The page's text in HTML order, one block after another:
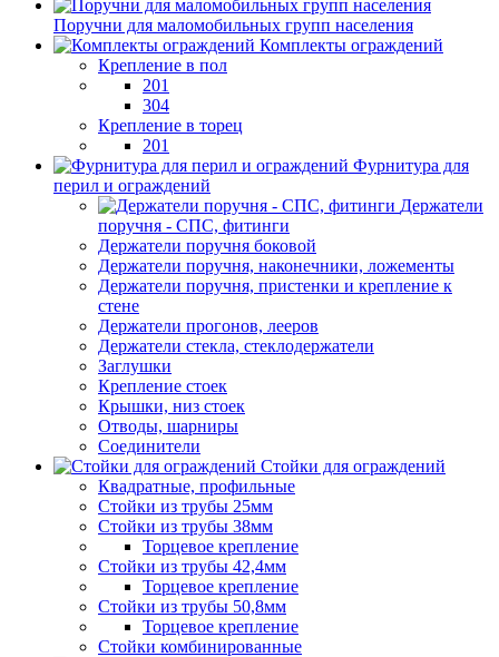
Поручни для маломобильных групп населения
Комплекты ограждений
Крепление в пол
201
304
Крепление в торец
201
Фурнитура для
перил и ограждений
Держатели
поручня - СПС, фитинги
Держатели поручня боковой
Держатели поручня, наконечники, ложементы
Держатели поручня, пристенки и крепление к
стене
Держатели прогонов, лееров
Держатели стекла, стеклодержатели
Заглушки
Крепление стоек
Крышки, низ стоек
Отводы, шарниры
Соединители
Стойки для ограждений
Квадратные, профильные
Стойки из трубы 25мм
Стойки из трубы 38мм
Торцевое крепление
Стойки из трубы 42,4мм
Торцевое крепление
Стойки из трубы 50,8мм
Торцевое крепление
Стойки комбинированные